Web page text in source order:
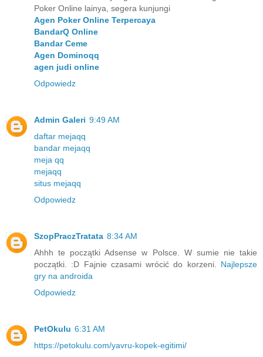
Poker Online lainya, segera kunjungi
Agen Poker Online Terpercaya
BandarQ Online
Bandar Ceme
Agen Dominoqq
agen judi online
Odpowiedz
Admin Galeri 9:49 AM
daftar mejaqq
bandar mejaqq
meja qq
mejaqq
situs mejaqq
Odpowiedz
SzopPraczTratata 8:34 AM
Ahhh te początki Adsense w Polsce. W sumie nie takie
początki. :D Fajnie czasami wrócić do korzeni. Najlepsze
gry na androida
Odpowiedz
PetOkulu 6:31 AM
https://petokulu.com/yavru-kopek-egitimi/